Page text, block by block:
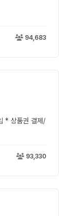
94,683
* 상품권 결제/
93,330